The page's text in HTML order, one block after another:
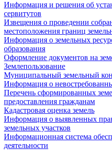
Информация и решения об
сервитутов
Извещения о проведении
местоположения границ
Информация о земельных
образования
Оформление документов на
Землепользование
Муниципальный земельный
Информация о
Перечень сформированных
предоставления гражданам
Кадастровая оценка земель
Информация о выявленных
земельных участков
Информационная система
деятельности